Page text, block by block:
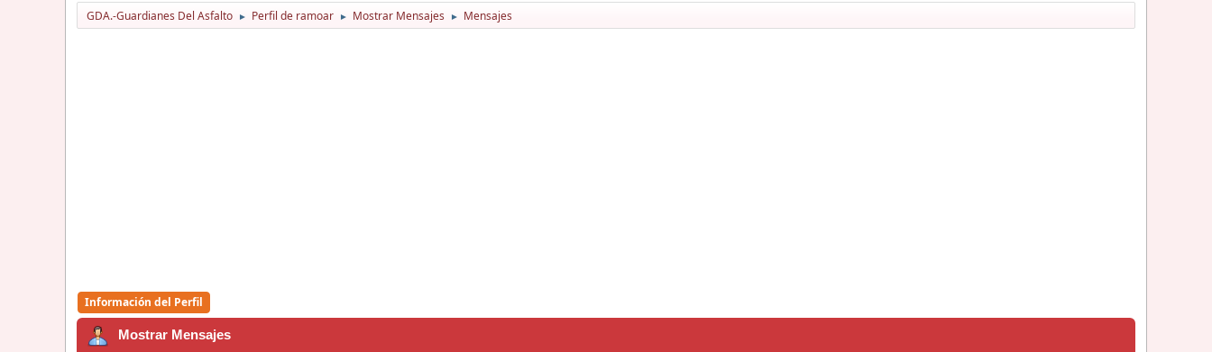
GDA.-Guardianes Del Asfalto ► Perfil de ramoar ► Mostrar Mensajes ► Mensajes
Información del Perfil
Mostrar Mensajes